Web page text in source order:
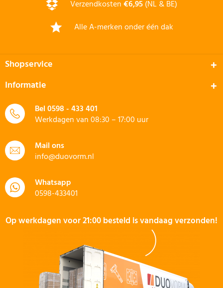
Verzendkosten€6,95(NL & BE)
Alle A-merken onder één dak
Shopservice
Informatie
Bel0598 - 433 401
Werkdagen van 08:30 – 17:00 uur
Mail ons
info@duovorm.nl
Whatsapp
0598-433401
Op werkdagen voor 21:00 besteld is vandaag verzonden!